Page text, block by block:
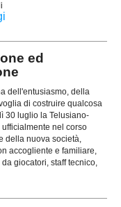
ed
dell'entusiasmo, della
di costruire qualcosa
30 luglio la Telusiano-
nel corso
della nuova società,
accogliente e familiare,
giocatori, staff tecnico,